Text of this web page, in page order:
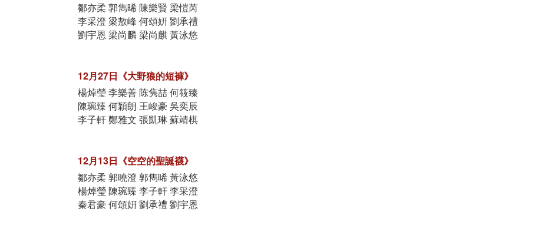
鄒亦柔 郭雋晞 陳樂賢 梁愷芮
李采澄 梁敖峰 何頌姸 劉承禮
劉宇恩 梁尚麟 梁尚麒 黃泳悠
12月27日《大野狼的短褲》
楊焯瑩 李樂善 陈隽喆 何筱臻
陳琬臻 何穎朗 王峻豪 吳奕辰
李子軒 鄭雅文 張凱琳 蘇靖棋
12月13日《空空的聖誕襪》
鄒亦柔 郭曉澄 郭雋晞 黃泳悠
楊焯瑩 陳琬臻 李子軒 李采澄
秦君豪 何頌姸 劉承禮 劉宇恩